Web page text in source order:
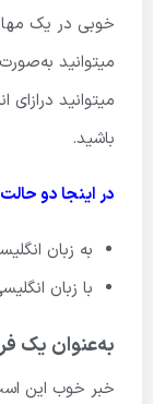
خوبی در یک
میتوانید
میتوانید
باشید.
در اینجا دو
به زبان
با زبان
به‌عنوان یک
خبر خوب این